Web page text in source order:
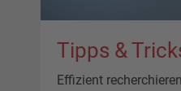
Tipps &
Effizient